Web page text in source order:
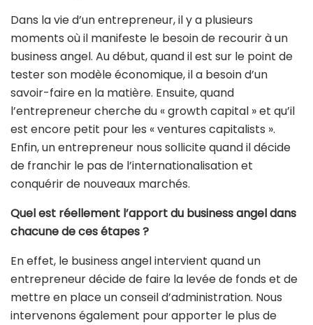
Dans la vie d’un entrepreneur, il y a plusieurs
moments où il manifeste le besoin de recourir à un
business angel. Au début, quand il est sur le point de
tester son modèle économique, il a besoin d’un
savoir-faire en la matière. Ensuite, quand
l’entrepreneur cherche du « growth capital » et qu’il
est encore petit pour les « ventures capitalists ».
Enfin, un entrepreneur nous sollicite quand il décide
de franchir le pas de l’internationalisation et
conquérir de nouveaux marchés.
Quel est réellement l’apport du business angel dans
chacune de ces étapes ?
En effet, le business angel intervient quand un
entrepreneur décide de faire la levée de fonds et de
mettre en place un conseil d’administration. Nous
intervenons également pour apporter le plus de